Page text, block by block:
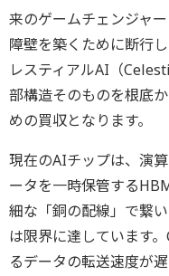
来のゲームチェンジャ
障壁を築くために断行
レスティアルAI（
部構造そのものを根底
めの買収となります。
現在のAIチップは、演
ータを一時保管する
細な「銅の配線」で繋
は限界に達しています
るデータの転送速度が